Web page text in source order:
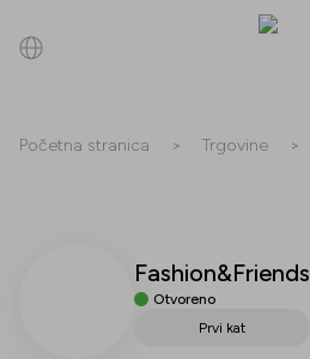
Početna stranica > Trgovine >
Fashion&Friends
Otvoreno
Prvi kat